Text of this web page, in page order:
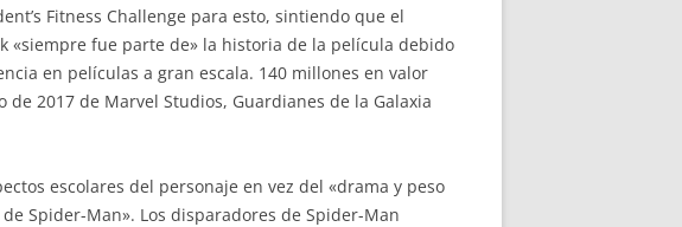
Fitness Challenge para esto, sintiendo que el
«siempre fue parte de» la historia de la película debido
en películas a gran escala. 140 millones en valor
2017 de Marvel Studios, Guardianes de la Galaxia
escolares del personaje en vez del «drama y peso
Spider-Man». Los disparadores de Spider-Man